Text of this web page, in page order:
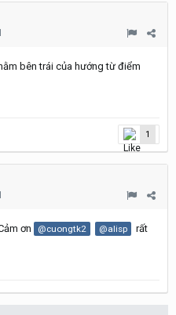
bên trái của hướng từ điểm
1
ơn @cuongtk2 @alisp
rất